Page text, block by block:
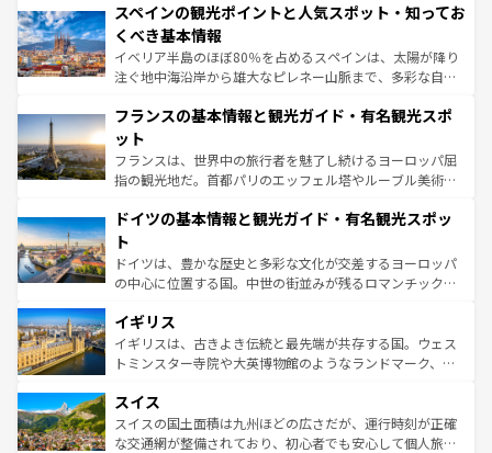
ろん、トスカーナの美しい田園風景やアマルフィ海岸の絶
景など、自然景観も見逃せない。観光の合間には、本場の
ピザやパスタなど、絶品のイタリア料理を堪能することも
できる。朝目覚めてから夜眠るまで、すべての瞬間を楽し
なお、新着のイタリア情報はコンテンツ一覧を参照してほ
しい。
スペインの観光ポイントと人気スポット・知ってお
くべき基本情報
イベリア半島のほぼ80％を占めるスペインは、太陽が降り
注ぐ地中海沿岸から雄大なピレネー山脈まで、多彩な自然
文化が根付くこの国では、情熱的なフラメンコ、熱気あふ
れる闘牛、そして美味しいタパスが生活の一部となってい
る。首都マドリードの洗練された雰囲気や、バルセロナの
アートに溢れた街角から、地方では古代ローマ遺跡や中世
せる。地方によって風土や気候が異なるスペインはその個
ンテンツ一覧 を参照してほしい。
フランスの基本情報と観光ガイド・有名観光スポ
ット
フランスは、世界中の旅行者を魅了し続けるヨーロッパ屈
指の観光地だ。首都パリのエッフェル塔やルーブル美術館
で、幅広い魅力が詰まっている。華麗な宮殿、歴史的な大
聖堂、美しいビーチ、そして豊かな自然が、訪れる者を心
から魅了する。また、フランスは美食の国としても知ら
れ、フランス料理はユネスコ無形文化遺産にも登録されて
香り高いラベンダー畑など、多彩な楽しみ方が可能だ。さ
らに、パリ以外の地域にも魅力が溢れており、どの街角に
も豊かな歴史と文化が息づいている。パリ以外の個性あふ
を参照してほしい。
ドイツの基本情報と観光ガイド・有名観光スポッ
ト
ドイツは、豊かな歴史と多彩な文化が交差するヨーロッパ
の中心に位置する国。中世の街並みが残るロマンチック街
顔を持つこの国は、どこを歩いても飽きることがない。ベ
ルリンの文化的活気、バイエルン州のアルプスの絶景、そ
してライン川沿いのワイン畑といった風景は必見。ビール
は、お酒好きな人にはぜひ体験してほしい。 なお、新着の
ドイツ情報はコンテンツ一覧を参照してほしい。
イギリス
イギリスは、古きよき伝統と最先端が共存する国。ウェス
トミンスター寺院や大英博物館のようなランドマーク、歴
リアごとに異なる魅力がある。また、優雅なアフタヌーン
ティー、ビール好きにはたまらない英国パブ、サッカー観
戦など、本場だからこそできる体験も豊富。イギリスを旅
スイス
スイスの国土面積は九州ほどの広さだが、運行時刻が正確
な交通網が整備されており、初心者でも安心して個人旅行